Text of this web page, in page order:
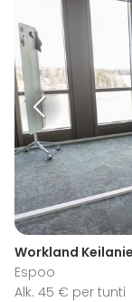
Workland
Espoo
Alk. 45 € per tunti